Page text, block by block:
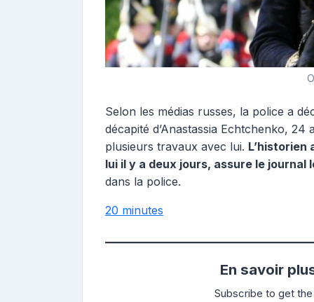
Selon les médias russes, la police a
décapité d’Anastassia Echtchenko,
plusieurs travaux avec lui. L’historien
lui il y a deux jours, assure le journal
dans la police.
20 minutes
En savoir
Subscribe to get